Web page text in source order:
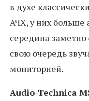
в духе
АЧХ, у них больше
середина заметно
свою очередь
мониторней.
Audio-Technica